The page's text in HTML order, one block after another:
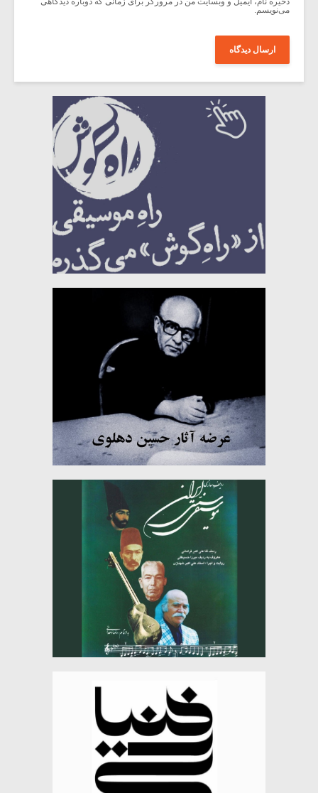
می‌نویسم.